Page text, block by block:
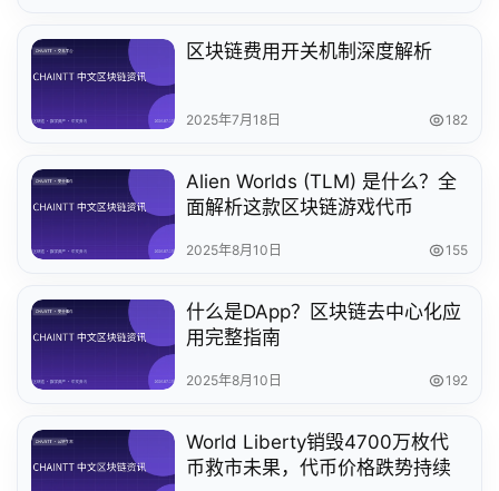
区块链费用开关机制深度解析
2025年7月18日 182
Alien Worlds (TLM) 是什么？全
面解析这款区块链游戏代币
2025年8月10日 155
什么是DApp？区块链去中心化应
用完整指南
2025年8月10日 192
World Liberty销毁4700万枚代
币救市未果，代币价格跌势持续